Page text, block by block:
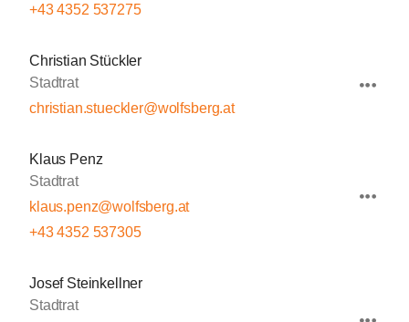
+43 4352 537275
Christian Stückler
Stadtrat
christian.stueckler@wolfsberg.at
Klaus Penz
Stadtrat
klaus.penz@wolfsberg.at
+43 4352 537305
Josef Steinkellner
Stadtrat